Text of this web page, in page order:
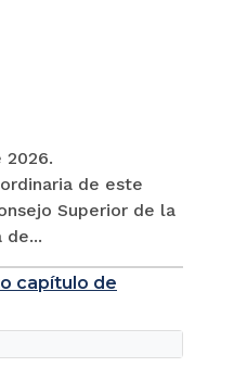
2026.
de este
Superior de la
capítulo de